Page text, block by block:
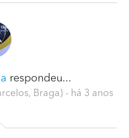
respondeu...
Braga) - há 3 anos